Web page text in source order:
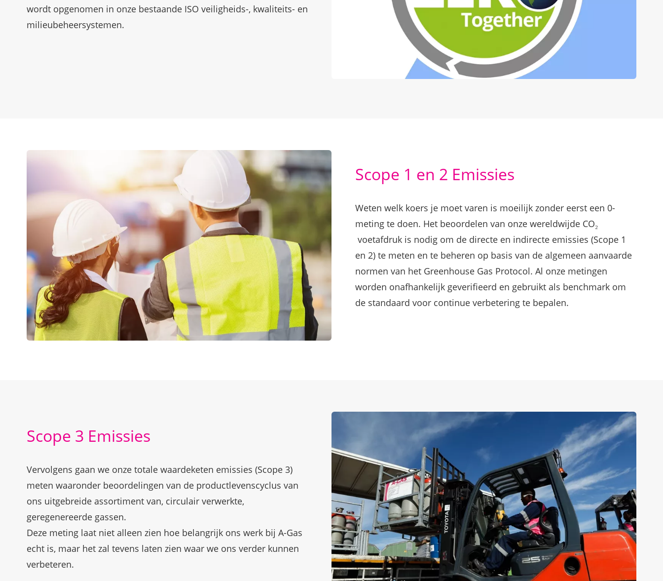
wordt opgenomen in onze bestaande ISO veiligheids-, kwaliteits- en
milieubeheersystemen.
Scope 1 en 2 Emissies
Weten welk koers je moet varen is moeilijk zonder eerst een 0-
meting te doen. Het beoordelen van onze wereldwijde CO₂
voetafdruk is nodig om de directe en indirecte emissies (Scope 1
en 2) te meten en te beheren op basis van de algemeen aanvaarde
normen van het Greenhouse Gas Protocol. Al onze metingen
worden onafhankelijk geverifieerd en gebruikt als benchmark om
de standaard voor continue verbetering te bepalen.
Scope 3 Emissies
Vervolgens gaan we onze totale waardeketen emissies (Scope 3)
meten waaronder beoordelingen van de productlevenscyclus van
ons uitgebreide assortiment van, circulair verwerkte,
geregenereerde gassen.
Deze meting laat niet alleen zien hoe belangrijk ons werk bij A-Gas
echt is, maar het zal tevens laten zien waar we ons verder kunnen
verbeteren.